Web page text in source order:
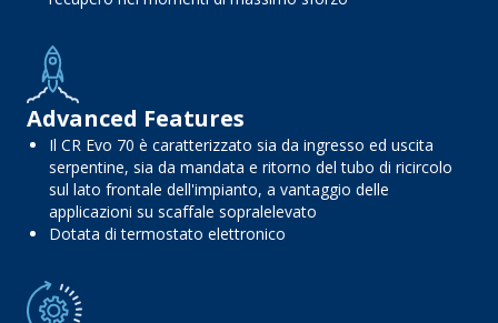
Advanced Features
Il CR Evo 70 è caratterizzato sia da ingresso ed uscita
serpentine, sia da mandata e ritorno del tubo di ricircolo
sul lato frontale dell'impianto, a vantaggio delle
applicazioni su scaffale sopralelevato
Dotata di termostato elettronico